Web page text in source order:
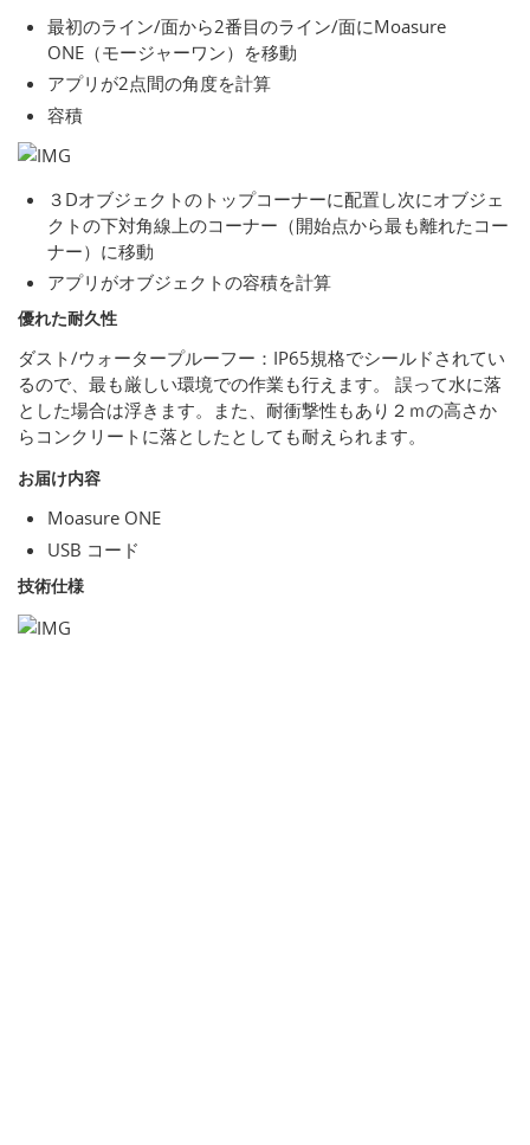
最初のライン/面から2番目のライン/面にMoasure
ONE（モージャーワン）を移動
アプリが2点間の角度を計算
容積
３Dオブジェクトのトップコーナーに配置し次にオブジェ
クトの下対角線上のコーナー（開始点から最も離れたコー
ナー）に移動
アプリがオブジェクトの容積を計算
優れた耐久性
ダスト/ウォータープルーフー：IP65規格でシールドされてい
るので、最も厳しい環境での作業も行えます。 誤って水に落
とした場合は浮きます。また、耐衝撃性もあり２ｍの高さか
らコンクリートに落としたとしても耐えられます。
お届け内容
Moasure ONE
USB コード
技術仕様